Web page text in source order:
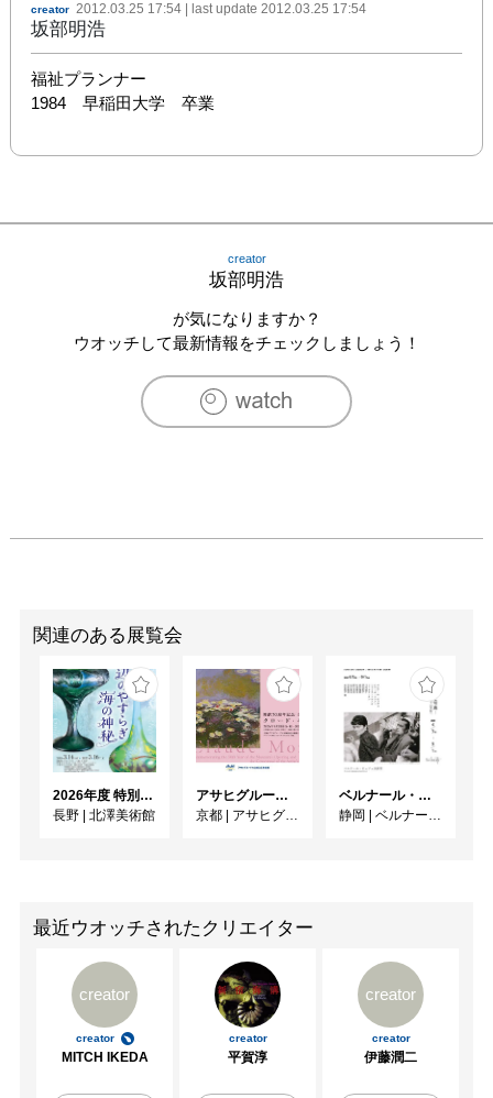
creator 2012.03.25 17:54 | last update 2012.03.25 17:54
坂部明浩
福祉プランナー
1984　早稲田大学　卒業
creator
坂部明浩
が気になりますか？
ウオッチして最新情報をチェックしましょう！
関連のある展覧会
2026年度 特別展「ガレとドーム、アール･ヌーヴォーのガラス 水辺のやすらぎ、海の神秘」
長野 | 北澤美術館
アサヒグループ大山崎山荘美術館 開館30周年記念展「没後100年 クロード・モネ」
京都 | アサヒグループ大山崎山荘美術館
ベルナール・ビュフェと写真 ーカメラがとらえたビュフェとその時代、そして21 世紀へ
静岡 | ベルナール・ビュフェ美術館
最近ウオッチされたクリエイター
creator
creator
MITCH IKEDA
creator
平賀淳
creator
creator
伊藤潤二